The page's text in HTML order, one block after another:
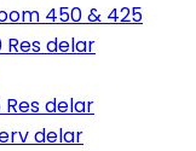
450 & 425
delar
delar
delar